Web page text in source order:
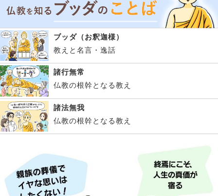
ブッダ（お釈迦様）
教えと名言・逸話
諸行無常
仏教の根幹となる教え
諸法無我
仏教の根幹となる教え